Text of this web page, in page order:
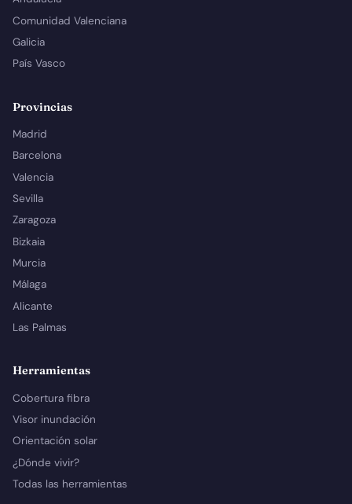
Comunidad Valenciana
Galicia
País Vasco
Provincias
Madrid
Barcelona
Valencia
Sevilla
Zaragoza
Bizkaia
Murcia
Málaga
Alicante
Las Palmas
Herramientas
Cobertura fibra
Visor inundación
Orientación solar
¿Dónde vivir?
Todas las herramientas